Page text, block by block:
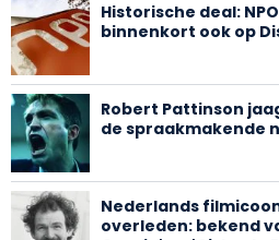
Historische deal:
binnenkort ook op
Robert Pattinson
de spraakmakende
Nederlands
overleden: bekend